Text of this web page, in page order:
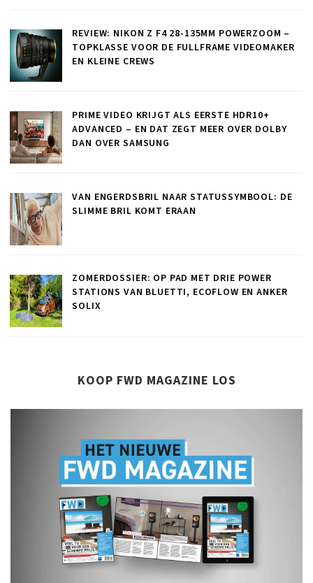
REVIEW: NIKON Z F4 28-135MM POWERZOOM –
TOPKLASSE VOOR DE FULLFRAME VIDEOMAKER
EN KLEINE CREWS
PRIME VIDEO KRIJGT ALS EERSTE HDR10+
ADVANCED – EN DAT ZEGT MEER OVER DOLBY
DAN OVER SAMSUNG
VAN ENGERDSBRIL NAAR STATUSSYMBOOL: DE
SLIMME BRIL KOMT ERAAN
ZOMERDOSSIER: OP PAD MET DRIE POWER
STATIONS VAN BLUETTI, ECOFLOW EN ANKER
SOLIX
KOOP FWD MAGAZINE LOS